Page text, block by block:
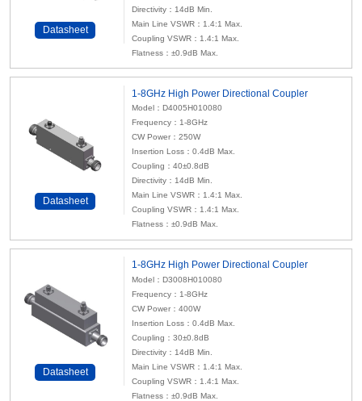
Datasheet
Directivity：14dB Min.
Main Line VSWR：1.4:1 Max.
Coupling VSWR：1.4:1 Max.
Flatness：±0.9dB Max.
Datasheet
1-8GHz High Power Directional Coupler
Model：D4005H010080
Frequency：1-8GHz
CW Power：250W
Insertion Loss：0.4dB Max.
Coupling：40±0.8dB
Directivity：14dB Min.
Main Line VSWR：1.4:1 Max.
Coupling VSWR：1.4:1 Max.
Flatness：±0.9dB Max.
Datasheet
1-8GHz High Power Directional Coupler
Model：D3008H010080
Frequency：1-8GHz
CW Power：400W
Insertion Loss：0.4dB Max.
Coupling：30±0.8dB
Directivity：14dB Min.
Main Line VSWR：1.4:1 Max.
Coupling VSWR：1.4:1 Max.
Flatness：±0.9dB Max.